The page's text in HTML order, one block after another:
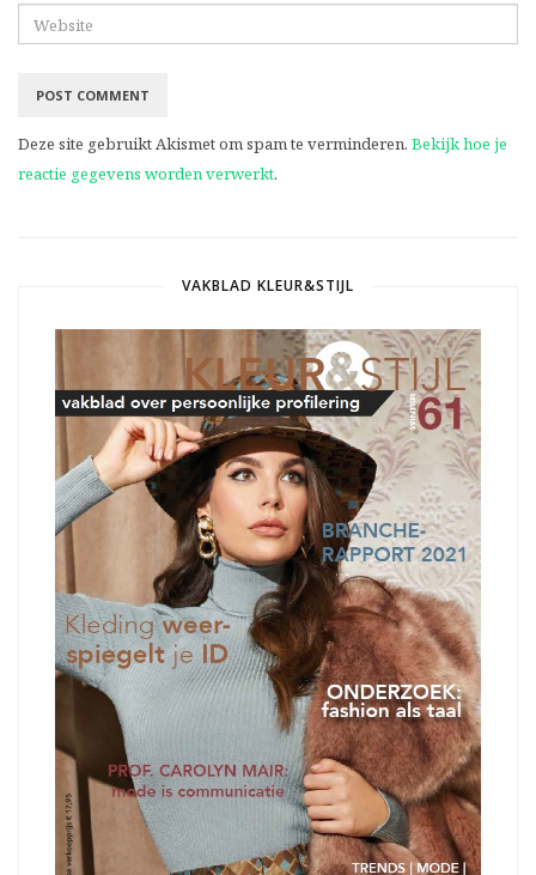
Deze site gebruikt Akismet om spam te verminderen. Bekijk hoe je
reactie gegevens worden verwerkt.
VAKBLAD KLEUR&STIJL